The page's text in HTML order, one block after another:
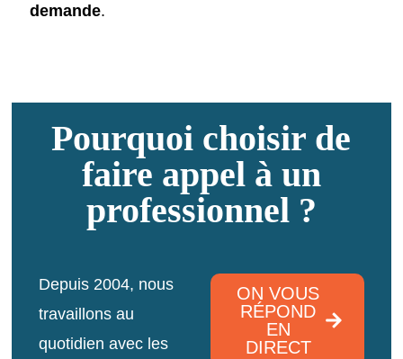
demande.
Pourquoi choisir de
faire appel à un
professionnel ?
Depuis 2004, nous
travaillons au
quotidien avec les
ON VOUS
RÉPOND
EN
DIRECT